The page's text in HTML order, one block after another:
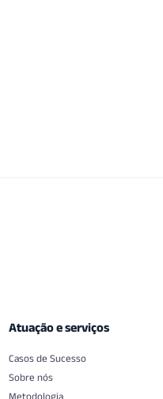
Atuação e serviços
Casos de Sucesso
Sobre nós
Metodologia